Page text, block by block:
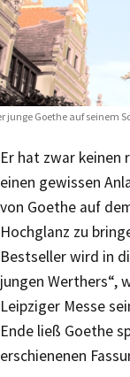
junge Goethe auf seinem
Er hat zwar keinen
einen gewissen
von Goethe auf
Hochglanz zu
Bestseller wird in
jungen Werthers“,
Leipziger Messe
Ende ließ Goethe
erschienenen